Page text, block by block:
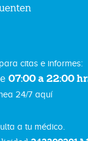
citas e informes:
07:00 a 22:00
24/7 aquí
a tu médico.